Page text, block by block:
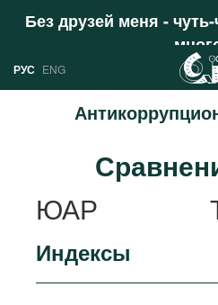
Без друзей меня -
РУС ENG
Аналитика
Стран
Ресурсы
ЮАР
Индексы